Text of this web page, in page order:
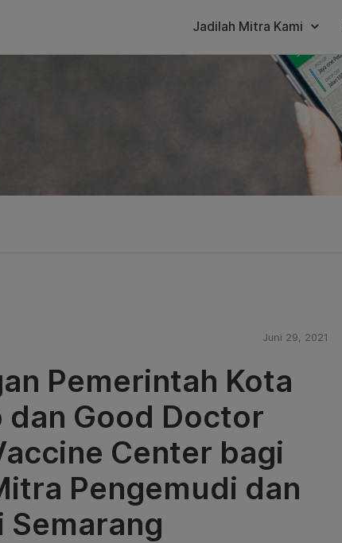
Jadilah Mitra Kami
Juni 29, 2021
Pemerintah Kota
dan Good Doctor
Center bagi
Pengemudi dan
Semarang